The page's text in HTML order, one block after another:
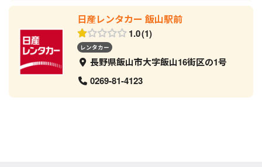
日産レンタカー 飯山駅前
1.0 1
レンタカー
長野県飯山市大字飯山16街区の1号
0269-81-4123